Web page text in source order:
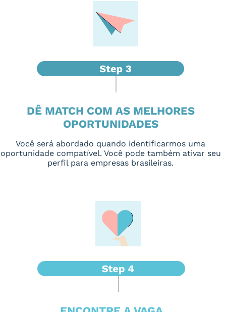
DÊ MATCH COM AS MELHORES
OPORTUNIDADES
Você será abordado quando identificarmos uma
oportunidade compatível. Você pode também ativar seu
perfil para empresas brasileiras.